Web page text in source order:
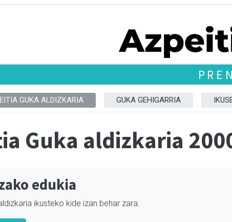
GUKA ALDIZKARIA GUKA GEHIGARRIA
Guka aldizkaria
edukia
ikusteko kide izan behar zara.